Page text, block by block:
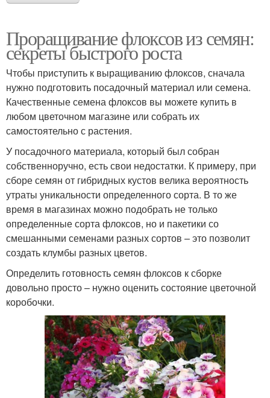
Проращивание флоксов из семян:
секреты быстрого роста
Чтобы приступить к выращиванию флоксов, сначала
нужно подготовить посадочный материал или семена.
Качественные семена флоксов вы можете купить в
любом цветочном магазине или собрать их
самостоятельно с растения.
У посадочного материала, который был собран
собственноручно, есть свои недостатки. К примеру, при
сборе семян от гибридных кустов велика вероятность
утраты уникальности определенного сорта. В то же
время в магазинах можно подобрать не только
определенные сорта флоксов, но и пакетики со
смешанными семенами разных сортов – это позволит
создать клумбы разных цветов.
Определить готовность семян флоксов к сборке
довольно просто – нужно оценить состояние цветочной
коробочки.